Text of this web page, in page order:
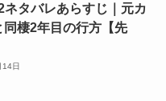
タバレあらすじ｜元カ
同棲2年目の行方【先
日